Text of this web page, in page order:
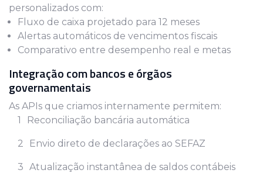
personalizados com:
Fluxo de caixa projetado para 12 meses
Alertas automáticos de vencimentos fiscais
Comparativo entre desempenho real e metas
Integração com bancos e órgãos
governamentais
As APIs que criamos internamente permitem:
Reconciliação bancária automática
Envio direto de declarações ao SEFAZ
Atualização instantânea de saldos contábeis